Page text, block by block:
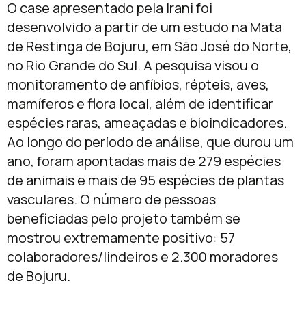
O case apresentado pela Irani foi
desenvolvido a partir de um estudo na Mata
de Restinga de Bojuru, em São José do Norte,
no Rio Grande do Sul. A pesquisa visou o
monitoramento de anfíbios, répteis, aves,
mamíferos e flora local, além de identificar
espécies raras, ameaçadas e bioindicadores.
Ao longo do período de análise, que durou um
ano, foram apontadas mais de 279 espécies
de animais e mais de 95 espécies de plantas
vasculares. O número de pessoas
beneficiadas pelo projeto também se
mostrou extremamente positivo: 57
colaboradores/lindeiros e 2.300 moradores
de Bojuru.